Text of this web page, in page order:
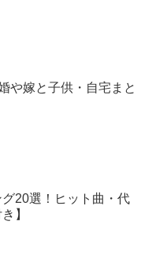
や嫁と子供・自宅まと
20選！ヒット曲・代
】